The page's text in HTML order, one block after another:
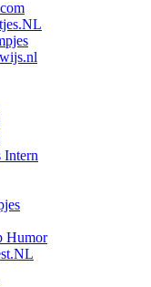
Intern
Humor